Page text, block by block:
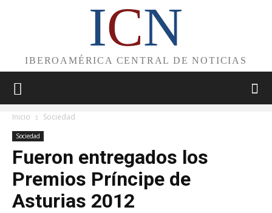
ICN
IBEROAMÉRICA CENTRAL DE NOTICIAS
Inicio Sociedad
Sociedad
Fueron entregados los
Premios Príncipe de
Asturias 2012